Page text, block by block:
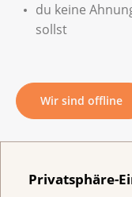
Privatsphäre-
du keine
sollst
erreichst du uns
Wir sind offline